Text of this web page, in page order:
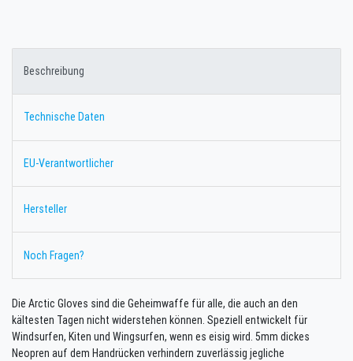
Beschreibung
Technische Daten
EU-Verantwortlicher
Hersteller
Noch Fragen?
Die Arctic Gloves sind die Geheimwaffe für alle, die auch an den
kältesten Tagen nicht widerstehen können. Speziell entwickelt für
Windsurfen, Kiten und Wingsurfen, wenn es eisig wird. 5mm dickes
Neopren auf dem Handrücken verhindern zuverlässig jegliche